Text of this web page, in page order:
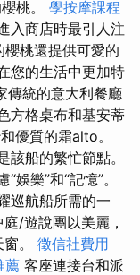
桃。 學按摩課程
入商店時最引人注
櫻桃還提供可愛的
您的生活中更加特
傳統的意大利餐廳
方格桌布和基安蒂
優質的霜alto。
船的繁忙節點。
樂”和“記憶”。
巡航船所需的一
/遊說團以美麗，
。 徵信社費用
薦 客座連接台和派